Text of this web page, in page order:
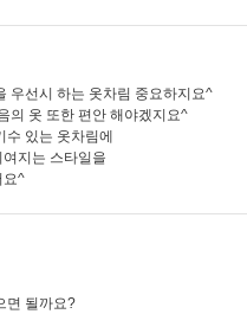
우선시 하는 옷차림 중요하지요^
의 옷 또한 편안 해야겠지요^
수 있는 옷차림에
지는 스타일을
요^
면 될까요?